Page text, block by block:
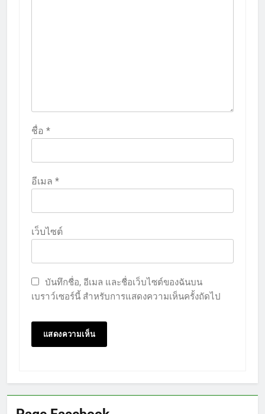
ชื่อ *
อีเมล *
เว็บไซต์
บันทึกชื่อ, อีเมล และชื่อเว็บไซต์ของฉันบน
เบราว์เซอร์นี้ สำหรับการแสดงความเห็นครั้งถัดไป